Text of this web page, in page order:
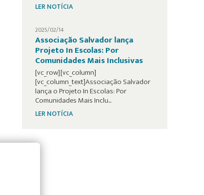
LER NOTÍCIA
2025/02/14
Associação Salvador lança
Projeto In Escolas: Por
Comunidades Mais Inclusivas
[vc_row][vc_column]
[vc_column_text]Associação Salvador
lança o Projeto In Escolas: Por
Comunidades Mais Inclu...
LER NOTÍCIA